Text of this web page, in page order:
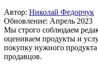
Автор: Николай Федорчук
Обновление: Апрель 2023
Мы строго соблюдаем
оцениваем продукты и
покупку нужного
продавцов.